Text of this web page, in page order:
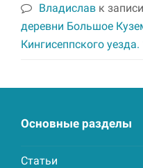
Владислав к записи
деревни Большое
Кингисеппского уезда.
Основные разделы
Статьи